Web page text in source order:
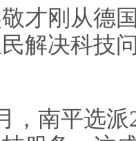
刚从德国
解决科技
南平选派